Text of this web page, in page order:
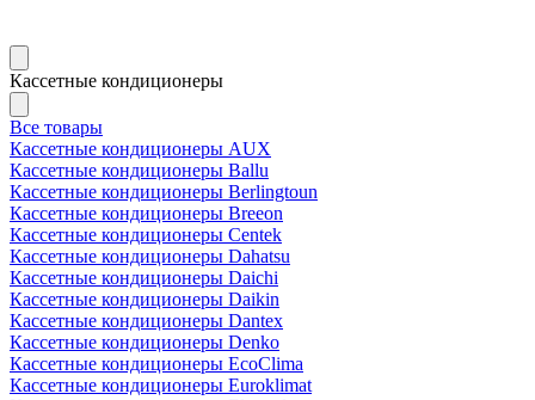
Кассетные кондиционеры
Все товары
Кассетные кондиционеры AUX
Кассетные кондиционеры Ballu
Кассетные кондиционеры Berlingtoun
Кассетные кондиционеры Breeon
Кассетные кондиционеры Centek
Кассетные кондиционеры Dahatsu
Кассетные кондиционеры Daichi
Кассетные кондиционеры Daikin
Кассетные кондиционеры Dantex
Кассетные кондиционеры Denko
Кассетные кондиционеры EcoClima
Кассетные кондиционеры Euroklimat